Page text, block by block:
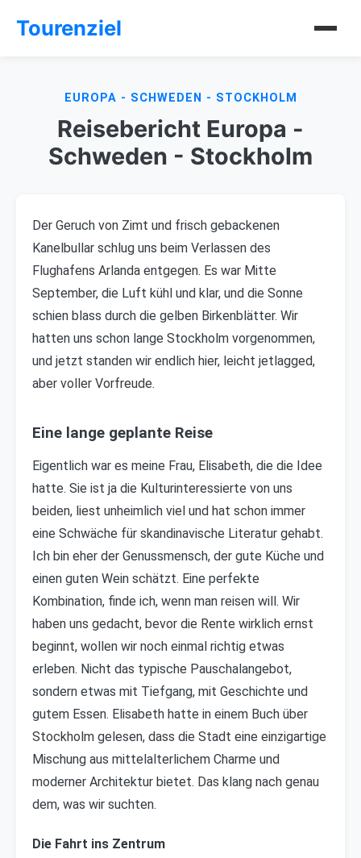
Tourenziel
EUROPA - SCHWEDEN - STOCKHOLM
Reisebericht Europa -
Schweden - Stockholm
Der Geruch von Zimt und frisch gebackenen
Kanelbullar schlug uns beim Verlassen des
Flughafens Arlanda entgegen. Es war Mitte
September, die Luft kühl und klar, und die Sonne
schien blass durch die gelben Birkenblätter. Wir
hatten uns schon lange Stockholm vorgenommen,
und jetzt standen wir endlich hier, leicht jetlagged,
aber voller Vorfreude.
Eine lange geplante Reise
Eigentlich war es meine Frau, Elisabeth, die die Idee
hatte. Sie ist ja die Kulturinteressierte von uns
beiden, liest unheimlich viel und hat schon immer
eine Schwäche für skandinavische Literatur gehabt.
Ich bin eher der Genussmensch, der gute Küche und
einen guten Wein schätzt. Eine perfekte
Kombination, finde ich, wenn man reisen will. Wir
haben uns gedacht, bevor die Rente wirklich ernst
beginnt, wollen wir noch einmal richtig etwas
erleben. Nicht das typische Pauschalangebot,
sondern etwas mit Tiefgang, mit Geschichte und
gutem Essen. Elisabeth hatte in einem Buch über
Stockholm gelesen, dass die Stadt eine einzigartige
Mischung aus mittelalterlichem Charme und
moderner Architektur bietet. Das klang nach genau
dem, was wir suchten.
Die Fahrt ins Zentrum